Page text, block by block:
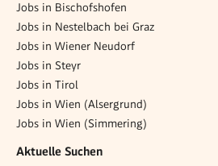
Jobs in Bischofshofen
Jobs in Nestelbach bei Graz
Jobs in Wiener Neudorf
Jobs in Steyr
Jobs in Tirol
Jobs in Wien (Alsergrund)
Jobs in Wien (Simmering)
Aktuelle Suchen